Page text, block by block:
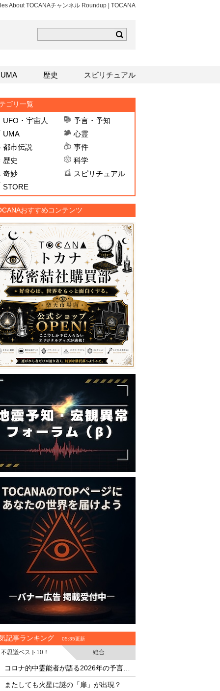
About TOCANAチャンネル Roundup | TOCANA
ゴリ一覧
UFO・宇宙人
予言・予知
UMA
心霊
都市伝説
事件
歴史
科学
奇妙
スピリチュアル
STORE
おすすめコンテンツ
記事ランキング 05:35更新
不思議ベスト10！
総合
・
・
またしても火星に謎の「扉」が出現？
UMA 歴史 スピリチュアル